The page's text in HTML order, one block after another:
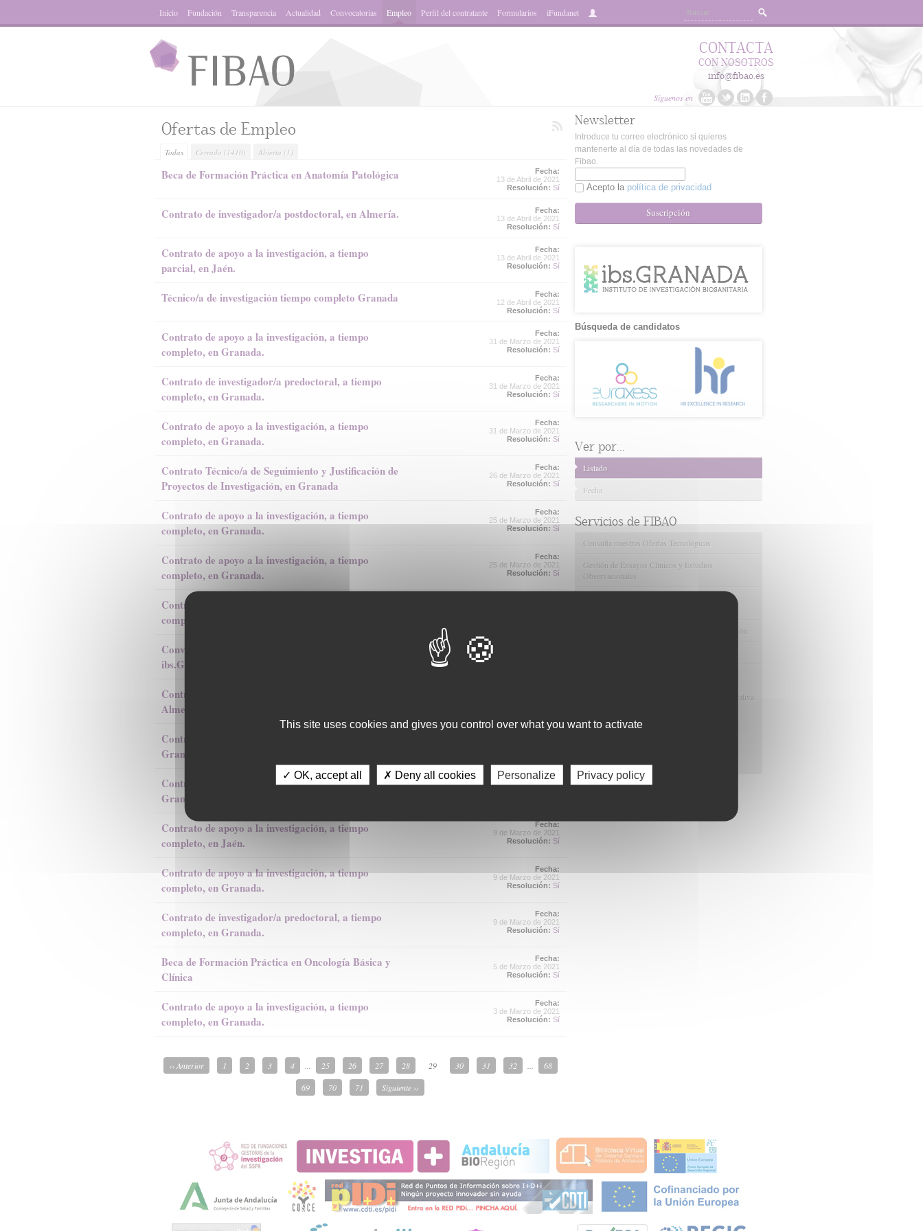
Inicio Fundación Transparencia Actualidad Convocatorias Empleo Perfil del contratante Formularios iFundanet
Síguenos en
CONTACTA
CON NOSOTROS
info@fibao.es
Ofertas de Empleo
Todas Cerrada (1410) Abierta (1)
Fecha:
13 de Abril de 2021
Resolución: Sí
Beca de Formación Práctica en Anatomía Patológica
Fecha:
13 de Abril de 2021
Resolución: Sí
Contrato de investigador/a postdoctoral, en Almería.
Fecha:
13 de Abril de 2021
Resolución: Sí
Contrato de apoyo a la investigación, a tiempo
parcial, en Jaén.
Fecha:
12 de Abril de 2021
Resolución: Sí
Técnico/a de investigación tiempo completo Granada
Fecha:
31 de Marzo de 2021
Resolución: Sí
Contrato de apoyo a la investigación, a tiempo
completo, en Granada.
Fecha:
31 de Marzo de 2021
Resolución: Sí
Contrato de investigador/a predoctoral, a tiempo
completo, en Granada.
Fecha:
31 de Marzo de 2021
Resolución: Sí
Contrato de apoyo a la investigación, a tiempo
completo, en Granada.
Fecha:
26 de Marzo de 2021
Resolución: Sí
Contrato Técnico/a de Seguimiento y Justificación de
Proyectos de Investigación, en Granada
Fecha:
25 de Marzo de 2021
Resolución: Sí
Contrato de apoyo a la investigación, a tiempo
completo, en Granada.
Fecha:
25 de Marzo de 2021
Resolución: Sí
Contrato de apoyo a la investigación, a tiempo
completo, en Granada.
Contrato de apoyo a la investigación, a tiempo
completo, en Granada.
22 de Marzo de 2021
Convocatoria Dirección Científica para el
ibs.GRANADA
Contrato de investigación, a tiempo parcial, en
Almería
Contrato de investigación, a tiempo completo, en
Granada
Fecha:
10 de Marzo de 2021
Contrato de investigador/a postdoctoral, en
Granada.
Fecha:
9 de Marzo de 2021
Resolución: Sí
Contrato de apoyo a la investigación, a tiempo
completo, en Jaén.
Fecha:
9 de Marzo de 2021
Resolución: Sí
Contrato de apoyo a la investigación, a tiempo
completo, en Granada.
Fecha:
9 de Marzo de 2021
Resolución: Sí
Contrato de investigador/a predoctoral, a tiempo
completo, en Granada.
Fecha:
5 de Marzo de 2021
Resolución: Sí
Beca de Formación Práctica en Oncología Básica y
Clínica
Fecha:
3 de Marzo de 2021
Resolución: Sí
Contrato de apoyo a la investigación, a tiempo
completo, en Granada.
‹‹ Anterior 1 2 3 4 25 26 27 28 29 30 31 32
68
69
70 71 Siguiente ››
Newsletter
Introduce tu correo electrónico si quieres
mantenerte al día de todas las novedades de
Fibao.
Acepto la política de privacidad
Suscripción
Búsqueda de candidatos
Ver por...
Listado
Fecha
Servicios de FIBAO
Consulta nuestras Ofertas Tecnológicas
Gestión de Ensayos Clínicos y Estudios
Observacionales
Gestión de Ayudas y Oportunidad de Financiación
Asesoramiento y Gestión Económica-Administrativa
Gestión de Convenios y Donaciones
Calidad y Gestión del conocimiento
This site uses cookies and gives you control over what you want to activate
✓ OK, accept all ✗ Deny all cookies Personalize Privacy policy